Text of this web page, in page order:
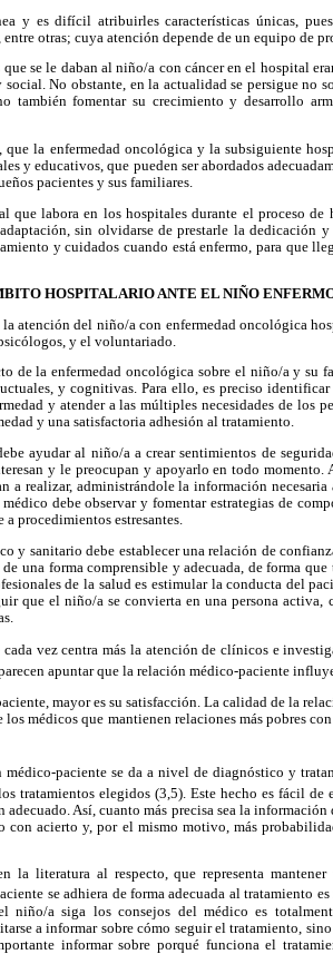
y es difícil atribuirles características únicas,
otras; cuya atención depende de un equipo de
se le daban al niño/a con cáncer en el hospital
No obstante, en la actualidad se persigue no
también fomentar su crecimiento y desarrollo
que la enfermedad oncológica y la subsiguiente
y educativos, que pueden ser abordados
pacientes y sus familiares.
que labora en los hospitales durante el proceso
sin olvidarse de prestarle la dedicación y
y cuidados cuando está enfermo, para que
HOSPITALARIO ANTE EL NIÑO
atención del niño/a con enfermedad oncológica
y el voluntariado.
de la enfermedad oncológica sobre el niño/a y su
y cognitivas. Para ello, es preciso
y atender a las múltiples necesidades de los
y una satisfactoria adhesión al tratamiento.
ayudar al niño/a a crear sentimientos de
y le preocupan y apoyarlo en todo momento.
realizar, administrándole la información necesaria
debe observar y fomentar estrategias de
procedimientos estresantes.
y sanitario debe establecer una relación de
una forma comprensible y adecuada, de forma que
de la salud es estimular la conducta del
que el niño/a se convierta en una persona
cada vez centra más la atención de clínicos e
apuntar que la relación médico-paciente
mayor es su satisfacción. La calidad de la
médicos que mantienen relaciones más pobres
paciente se da a nivel de diagnóstico y
tratamientos elegidos (3,5). Este hecho es fácil de
Así, cuanto más precisa sea la
con acierto y, por el mismo motivo, más
la literatura al respecto, que representa
se adhiera de forma adecuada al tratamiento
niño/a siga los consejos del médico es
a informar sobre cómo seguir el tratamiento,
informar sobre porqué funciona el